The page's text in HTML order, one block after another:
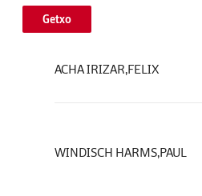
Getxo
ACHA IRIZAR,FELIX
WINDISCH HARMS,PAUL